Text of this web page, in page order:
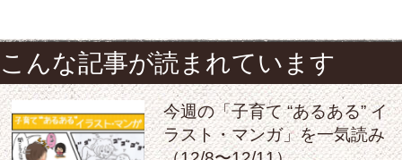
こんな記事が読まれています
今週の「子育て “あるある” イ
ラスト・マンガ」を一気読み